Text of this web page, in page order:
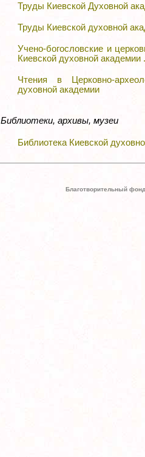
Труды Киевской Духовной
Труды Киевской духовной
Учено-богословские и
Киевской духовной академии
Чтения в Церковно-
духовной академии
Библиотеки, архивы, музеи
Библиотека Киевской
Благотворительный